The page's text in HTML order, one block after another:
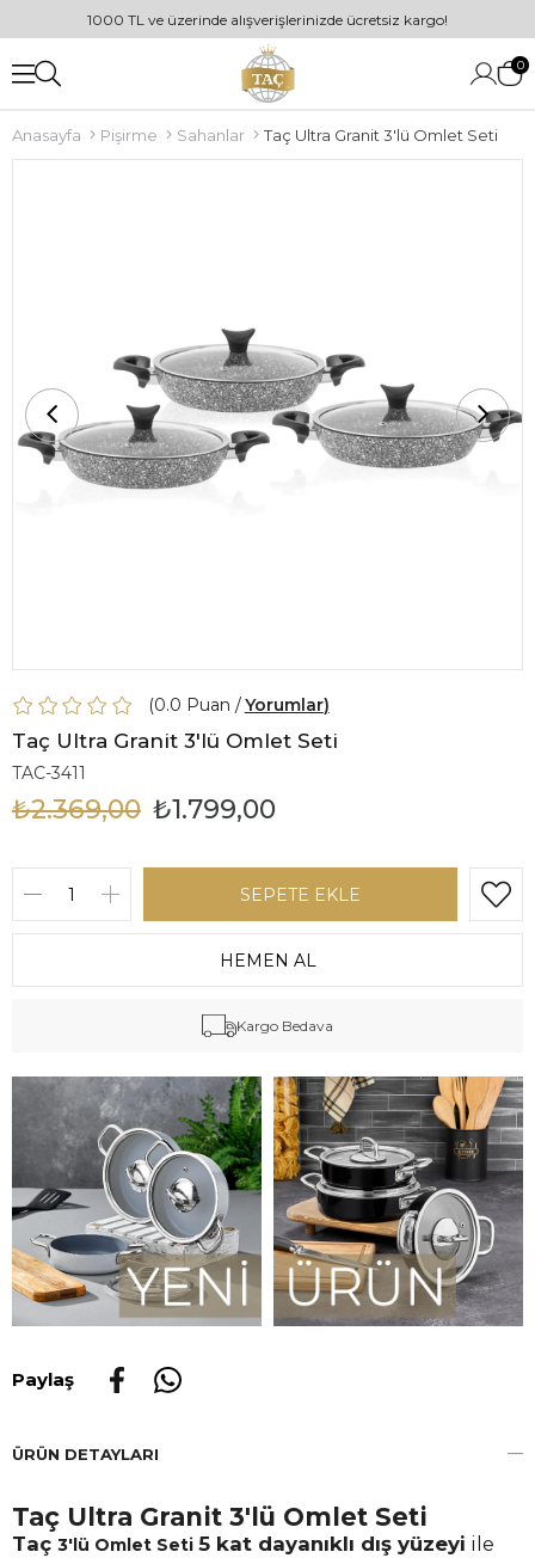
1000 TL ve üzerinde alışverişlerinizde ücretsiz kargo!
0
Anasayfa Pişirme Sahanlar Taç Ultra Granit 3'lü Omlet Seti
0.0 Yorumlar
Taç Ultra Granit 3'lü Omlet Seti
TAC-3411
₺2.369,00 ₺1.799,00
Kargo Bedava
Paylaş
ÜRÜN DETAYLARI
Taç Ultra Granit 3'lü Omlet Seti
Taç 3'lü Omlet Seti 5 kat dayanıklı dış yüzeyi ile